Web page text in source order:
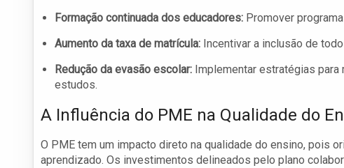
Formação continuada dos educadores: Promover
Aumento da taxa de matrícula: Incentivar a inclusão de
Redução da evasão escolar: Implementar estratégias
estudos.
A Influência do PME na Qualidade do
O PME tem um impacto direto na qualidade do ensino, pois
aprendizado. Os investimentos delineados pelo plano